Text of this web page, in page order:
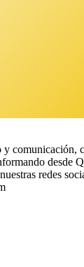
y comunicación,
desde
redes